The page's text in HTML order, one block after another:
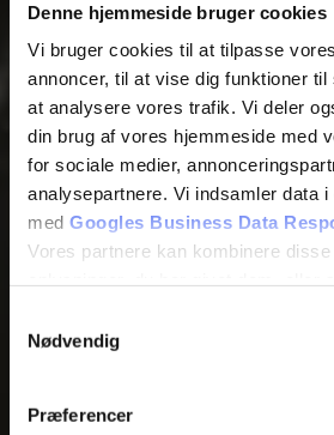
Denne hjemmeside bruger cookies
Vi bruger cookies til at tilpasse
annoncer, til at vise dig funktioner
at analysere vores trafik. Vi deler
din brug af vores hjemmeside med
for sociale medier,
analysepartnere. Vi indsamler data
med Googles Business Data
Vores partnere kan kombinere
Nødvendig
Præferencer
Tilføj filer (max 5)
Bliv kontaktet